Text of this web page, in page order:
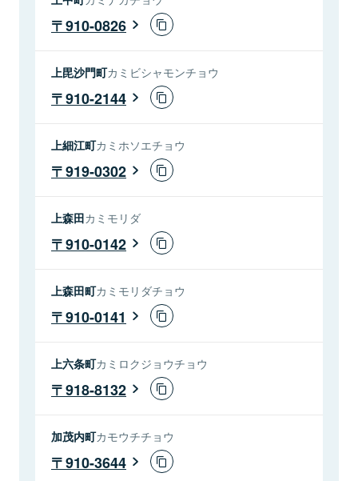
910-0826
上毘沙門町カミビシャモンチョウ
910-2144
上細江町カミホソエチョウ
919-0302
上森田カミモリダ
910-0142
上森田町カミモリダチョウ
910-0141
上六条町カミロクジョウチョウ
918-8132
加茂内町カモウチチョウ
910-3644